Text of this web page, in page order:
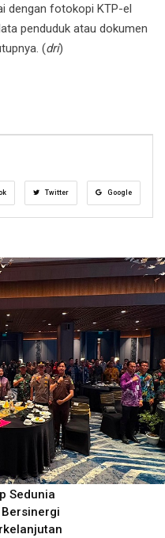
dengan fotokopi KTP-el
penduduk atau dokumen
(dri)
Twitter Google
Sedunia